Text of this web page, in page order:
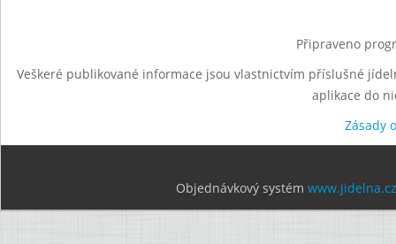
Připraveno
Veškeré publikované informace jsou vlastnictvím příslušné
aplikace do
Zásady
Objednávkový systém www.jidelna.cz